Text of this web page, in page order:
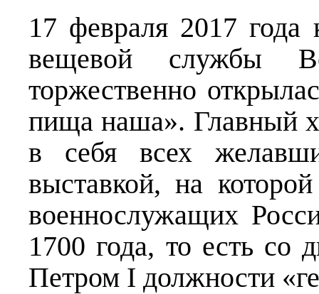
17 февраля 2017
вещевой службы
торжественно
пища наша». Главный
в себя всех
выставкой, на
военнослужащих
1700 года, то есть со
Петром I должности